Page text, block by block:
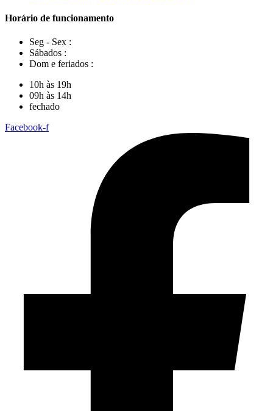
Horário de funcionamento
Seg - Sex :
Sábados :
Dom e feriados :
10h às 19h
09h às 14h
fechado
Facebook-f